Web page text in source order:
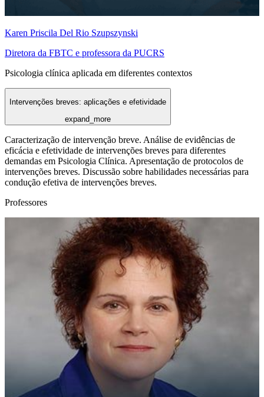
Karen Priscila Del Rio Szupszynski
Diretora da FBTC e professora da PUCRS
Psicologia clínica aplicada em diferentes contextos
Intervenções breves: aplicações e efetividade
expand_more
Caracterização de intervenção breve. Análise de evidências de
eficácia e efetividade de intervenções breves para diferentes
demandas em Psicologia Clínica. Apresentação de protocolos de
intervenções breves. Discussão sobre habilidades necessárias para
condução efetiva de intervenções breves.
Professores